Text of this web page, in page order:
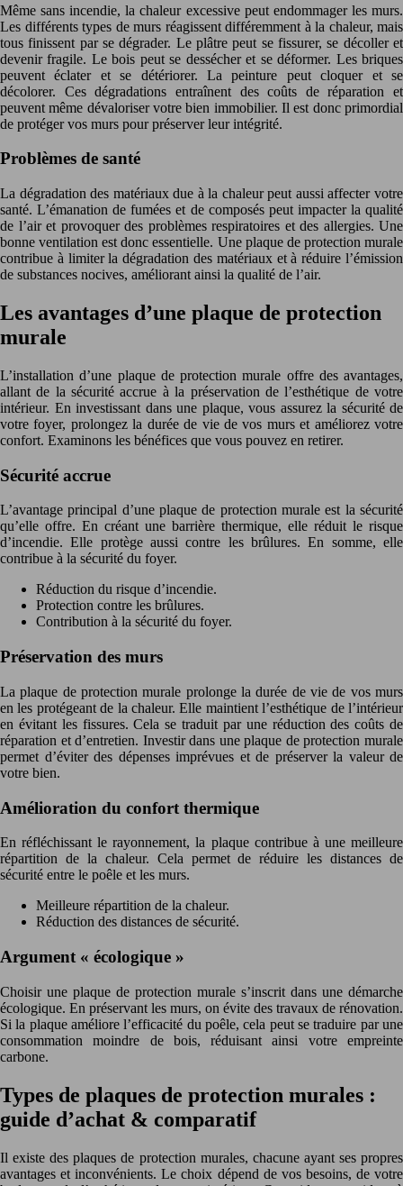
Même sans incendie, la chaleur excessive peut endommager les murs.
Les différents types de murs réagissent différemment à la chaleur, mais
tous finissent par se dégrader. Le plâtre peut se fissurer, se décoller et
devenir fragile. Le bois peut se dessécher et se déformer. Les briques
peuvent éclater et se détériorer. La peinture peut cloquer et se
décolorer. Ces dégradations entraînent des coûts de réparation et
peuvent même dévaloriser votre bien immobilier. Il est donc primordial
de protéger vos murs pour préserver leur intégrité.
Problèmes de santé
La dégradation des matériaux due à la chaleur peut aussi affecter votre
santé. L’émanation de fumées et de composés peut impacter la qualité
de l’air et provoquer des problèmes respiratoires et des allergies. Une
bonne ventilation est donc essentielle. Une plaque de protection murale
contribue à limiter la dégradation des matériaux et à réduire l’émission
de substances nocives, améliorant ainsi la qualité de l’air.
Les avantages d’une plaque de protection
murale
L’installation d’une plaque de protection murale offre des avantages,
allant de la sécurité accrue à la préservation de l’esthétique de votre
intérieur. En investissant dans une plaque, vous assurez la sécurité de
votre foyer, prolongez la durée de vie de vos murs et améliorez votre
confort. Examinons les bénéfices que vous pouvez en retirer.
Sécurité accrue
L’avantage principal d’une plaque de protection murale est la sécurité
qu’elle offre. En créant une barrière thermique, elle réduit le risque
d’incendie. Elle protège aussi contre les brûlures. En somme, elle
contribue à la sécurité du foyer.
Réduction du risque d’incendie.
Protection contre les brûlures.
Contribution à la sécurité du foyer.
Préservation des murs
La plaque de protection murale prolonge la durée de vie de vos murs
en les protégeant de la chaleur. Elle maintient l’esthétique de l’intérieur
en évitant les fissures. Cela se traduit par une réduction des coûts de
réparation et d’entretien. Investir dans une plaque de protection murale
permet d’éviter des dépenses imprévues et de préserver la valeur de
votre bien.
Amélioration du confort thermique
En réfléchissant le rayonnement, la plaque contribue à une meilleure
répartition de la chaleur. Cela permet de réduire les distances de
sécurité entre le poêle et les murs.
Meilleure répartition de la chaleur.
Réduction des distances de sécurité.
Argument « écologique »
Choisir une plaque de protection murale s’inscrit dans une démarche
écologique. En préservant les murs, on évite des travaux de rénovation.
Si la plaque améliore l’efficacité du poêle, cela peut se traduire par une
consommation moindre de bois, réduisant ainsi votre empreinte
carbone.
Types de plaques de protection murales :
guide d’achat & comparatif
Il existe des plaques de protection murales, chacune ayant ses propres
avantages et inconvénients. Le choix dépend de vos besoins, de votre